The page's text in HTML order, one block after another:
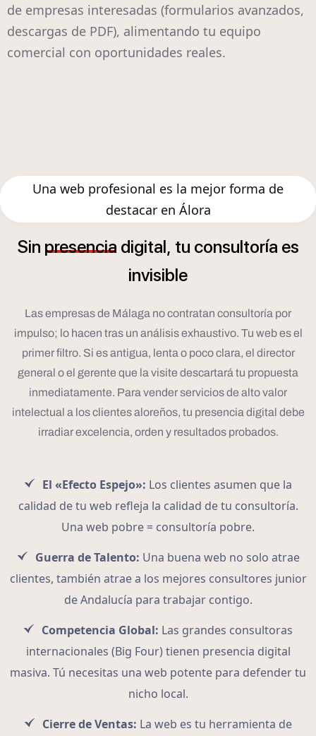
de empresas interesadas (formularios avanzados,
descargas de PDF), alimentando tu equipo
comercial con oportunidades reales.
Una web profesional es la mejor forma de
destacar en Álora
Sin presencia digital, tu consultoría es
invisible
Las empresas de Málaga no contratan consultoría por
impulso; lo hacen tras un análisis exhaustivo. Tu web es el
primer filtro. Si es antigua, lenta o poco clara, el director
general o el gerente que la visite descartará tu propuesta
inmediatamente. Para vender servicios de alto valor
intelectual a los clientes aloreños, tu presencia digital debe
irradiar excelencia, orden y resultados probados.
El «Efecto Espejo»: Los clientes asumen que la
calidad de tu web refleja la calidad de tu consultoría.
Una web pobre = consultoría pobre.
Guerra de Talento: Una buena web no solo atrae
clientes, también atrae a los mejores consultores junior
de Andalucía para trabajar contigo.
Competencia Global: Las grandes consultoras
internacionales (Big Four) tienen presencia digital
masiva. Tú necesitas una web potente para defender tu
nicho local.
Cierre de Ventas: La web es tu herramienta de